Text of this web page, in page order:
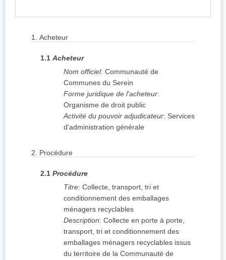
1. Acheteur
1.1 Acheteur
Nom officiel: Communauté de
Communes du Serein
Forme juridique de l'acheteur:
Organisme de droit public
Activité du pouvoir adjudicateur: Services
d'administration générale
2. Procédure
2.1 Procédure
Titre: Collecte, transport, tri et
conditionnement des emballages
ménagers recyclables
Description: Collecte en porte à porte,
transport, tri et conditionnement des
emballages ménagers recyclables issus
du territoire de la Communauté de